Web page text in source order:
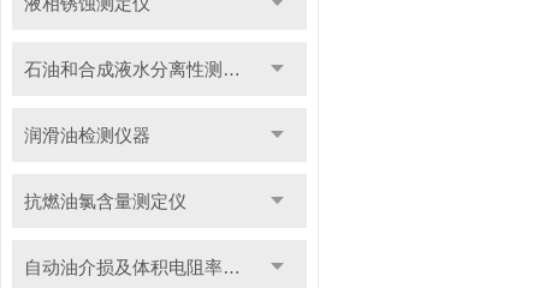
石油和合成液水分离性测定仪
润滑油检测仪器
抗燃油氯含量测定仪
自动油介损及体积电阻率测定仪